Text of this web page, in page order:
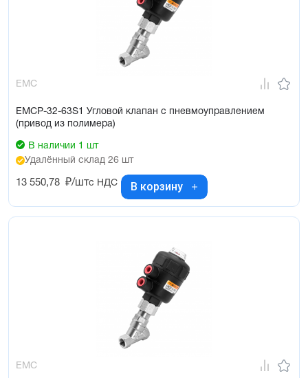
EMC
EMCP-32-63S1 Угловой клапан с пневмоуправлением
(привод из полимера)
В наличии 1 шт
Удалённый склад 26 шт
13 550,78 ₽/штс НДС В корзину
EMC